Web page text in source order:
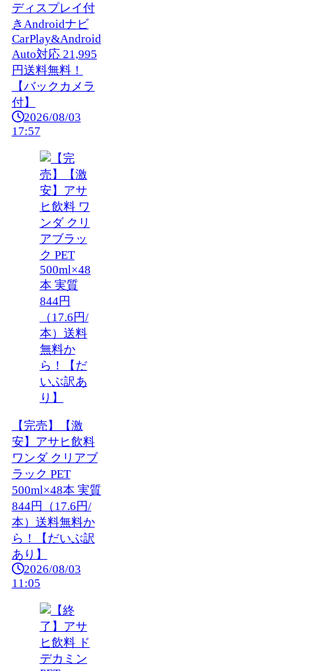
ディスプレイ付
きAndroidナビ
CarPlay&Android
Auto対応 21,995
円送料無料！
【バックカメラ
付】
2026/08/03
17:57
【完売】【激
安】アサヒ飲料
ワンダ クリアブ
ラック PET
500ml×48本 実質
844円（17.6円/
本）送料無料か
ら！【だいぶ訳
あり】
2026/08/03
11:05